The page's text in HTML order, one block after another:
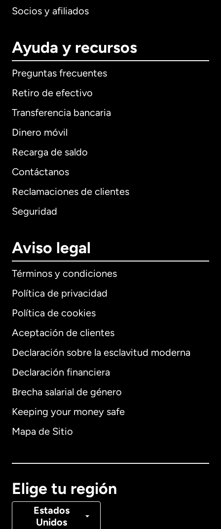
Socios y afiliados
Ayuda y recursos
Preguntas frecuentes
Retiro de efectivo
Transferencia bancaria
Dinero móvil
Recarga de saldo
Contáctanos
Reclamaciones de clientes
Seguridad
Aviso legal
Términos y condiciones
Política de privacidad
Política de cookies
Aceptación de clientes
Declaración sobre la esclavitud moderna
Declaración financiera
Brecha salarial de género
Keeping your money safe
Mapa de Sitio
Elige tu región
Estados
Unidos
Internacional English
Alemania
Canadá Français